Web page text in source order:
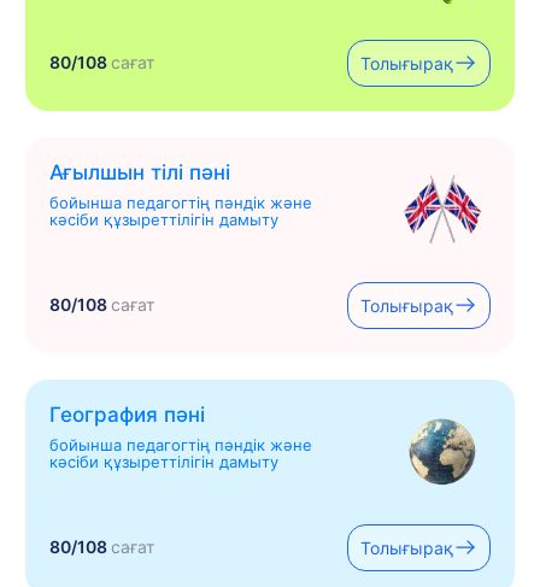
80/108сағат Толығырақ
Ағылшын тілі пәні
бойынша педагогтің пәндік және
кәсіби құзыреттілігін дамыту
80/108сағат Толығырақ
География пәні
бойынша педагогтің пәндік және
кәсіби құзыреттілігін дамыту
80/108сағат Толығырақ